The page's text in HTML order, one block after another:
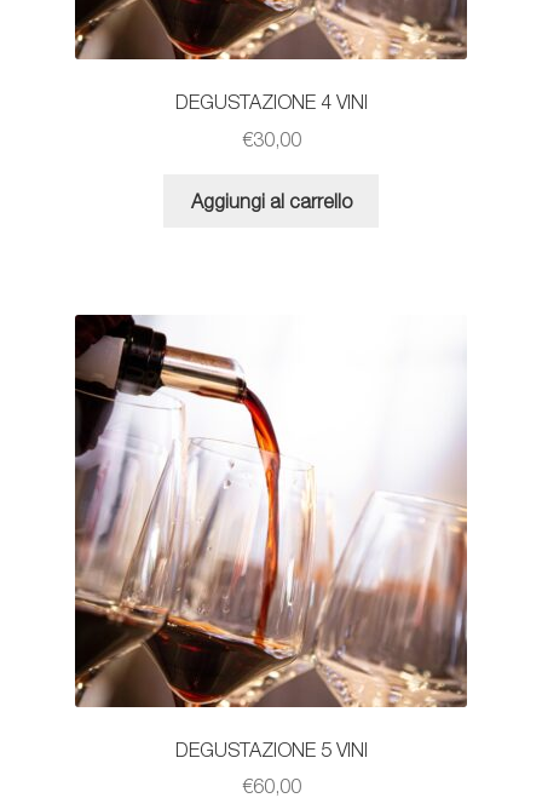
DEGUSTAZIONE 4 VINI
€30,00
Aggiungi al carrello
DEGUSTAZIONE 5 VINI
€60,00